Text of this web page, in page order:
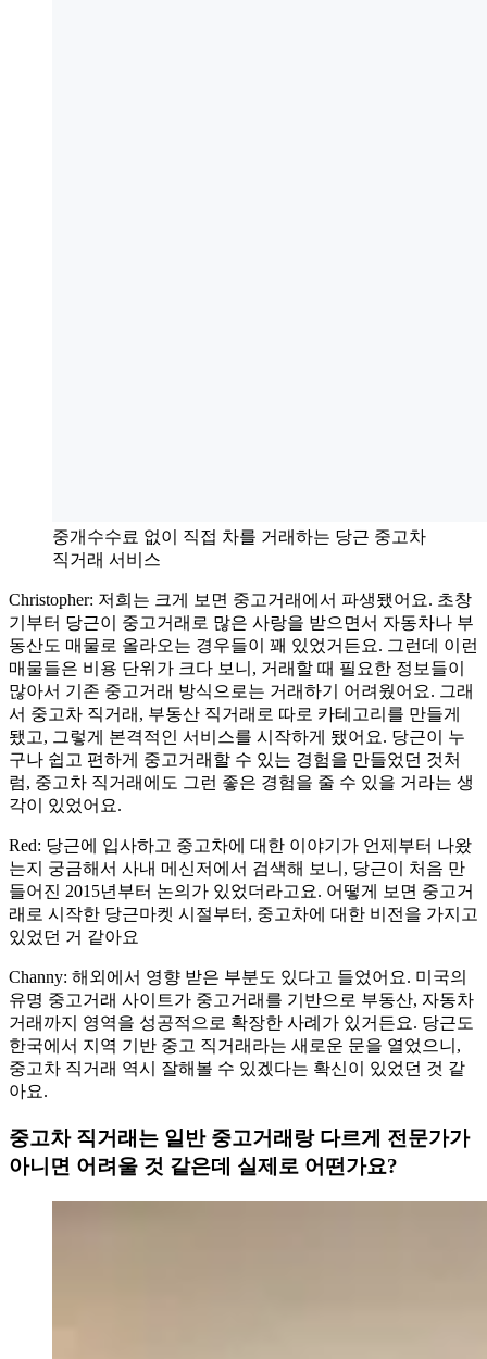
중개수수료 없이 직접 차를 거래하는 당근 중고차
직거래 서비스
Christopher: 저희는 크게 보면 중고거래에서 파생됐어요. 초창
기부터 당근이 중고거래로 많은 사랑을 받으면서 자동차나 부
동산도 매물로 올라오는 경우들이 꽤 있었거든요. 그런데 이런
매물들은 비용 단위가 크다 보니, 거래할 때 필요한 정보들이
많아서 기존 중고거래 방식으로는 거래하기 어려웠어요. 그래
서 중고차 직거래, 부동산 직거래로 따로 카테고리를 만들게
됐고, 그렇게 본격적인 서비스를 시작하게 됐어요. 당근이 누
구나 쉽고 편하게 중고거래할 수 있는 경험을 만들었던 것처
럼, 중고차 직거래에도 그런 좋은 경험을 줄 수 있을 거라는 생
각이 있었어요.
Red: 당근에 입사하고 중고차에 대한 이야기가 언제부터 나왔
는지 궁금해서 사내 메신저에서 검색해 보니, 당근이 처음 만
들어진 2015년부터 논의가 있었더라고요. 어떻게 보면 중고거
래로 시작한 당근마켓 시절부터, 중고차에 대한 비전을 가지고
있었던 거 같아요
Channy: 해외에서 영향 받은 부분도 있다고 들었어요. 미국의
유명 중고거래 사이트가 중고거래를 기반으로 부동산, 자동차
거래까지 영역을 성공적으로 확장한 사례가 있거든요. 당근도
한국에서 지역 기반 중고 직거래라는 새로운 문을 열었으니,
중고차 직거래 역시 잘해볼 수 있겠다는 확신이 있었던 것 같
아요.
중고차 직거래는 일반 중고거래랑 다르게 전문가가
아니면 어려울 것 같은데 실제로 어떤가요?